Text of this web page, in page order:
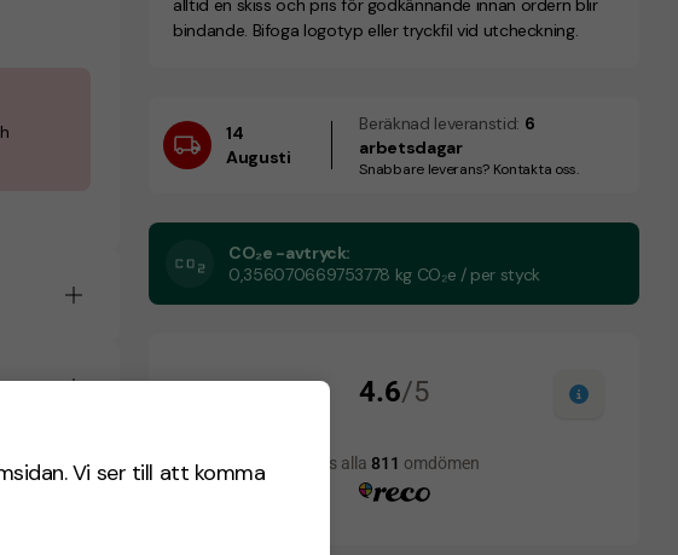
Vi ser till att komma
alltid en skiss och pris för godkännande innan ordern blir
bindande. Bifoga logotyp eller tryckfil vid utcheckning.
14
Augusti
Beräknad leveranstid: 6
arbetsdagar
Snabbare leverans? Kontakta oss.
CO₂e -avtryck:
0,356070669753778 kg CO₂e / per styck